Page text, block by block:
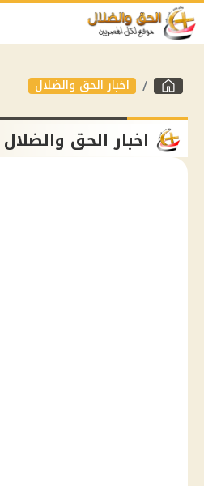
اخبار الحق والضلال
اخبار الحق والضلال